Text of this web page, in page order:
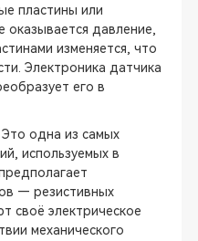
пластины или
оказывается давление,
изменяется, что
Электроника датчика
его в
одна из самых
используемых в
— резистивных
своё электрическое
механического